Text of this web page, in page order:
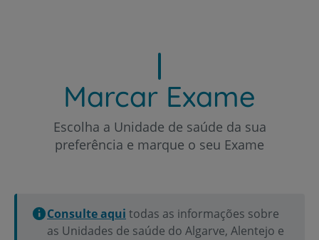
Marcar Exame
Escolha a Unidade de saúde da sua
preferência e marque o seu Exame
Consulte aqui todas as informações sobre
as Unidades de saúde do Algarve, Alentejo e